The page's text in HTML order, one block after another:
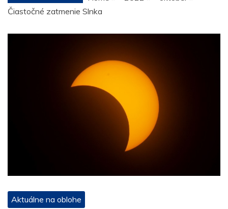
Čiastočné zatmenie Slnka
Aktuálne na oblohe